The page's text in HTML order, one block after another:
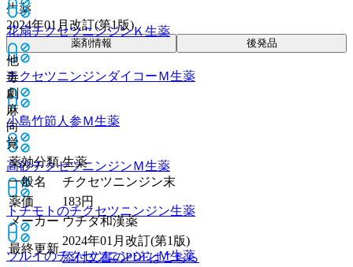
花扇チクセツニンジンＫ生薬
チクセツニンジンダイコーＭ生薬
小島竹節人参Ｍ生薬
高砂チクセツニンジンＭ生薬
トチモトのチクセツニンジン生薬
ツルイのチクセツニンジンＭ生薬
生薬
2024年01月改訂(第1版)
薬剤情報 後発品
他
毒
劇
麻
向
覚
薬効分類 生薬
一般名
チクセツニンジン末
薬価
183円
メーカー ウチダ和漢薬
最終更新
2024年01月改訂(第1版)
添付文書のPDFはこちら